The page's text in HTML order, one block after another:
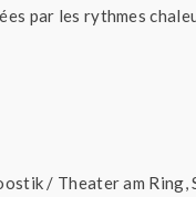
par les rythmes
/ Theater am Ring,